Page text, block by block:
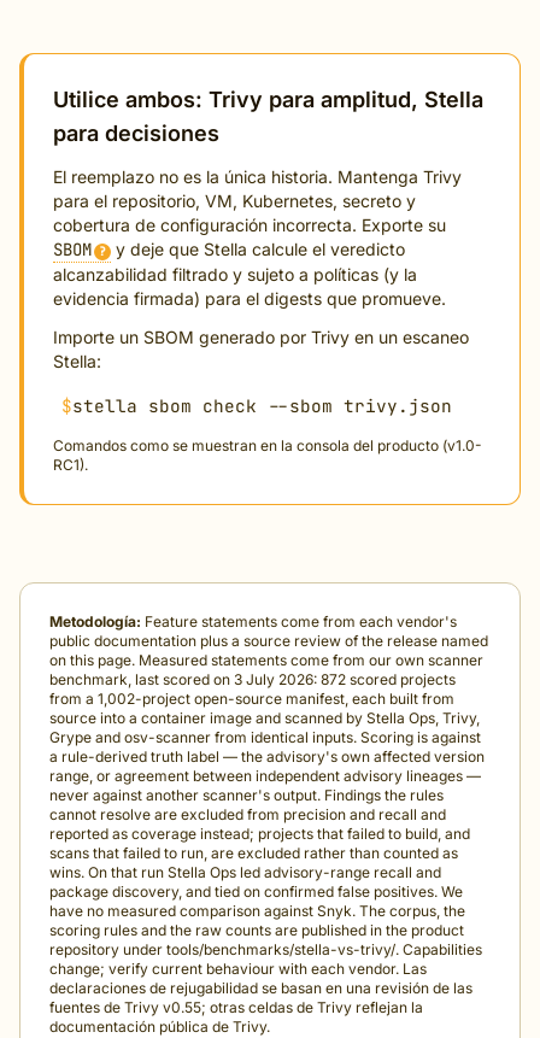
Utilice ambos: Trivy para amplitud, Stella
para decisiones
El reemplazo no es la única historia. Mantenga Trivy
para el repositorio, VM, Kubernetes, secreto y
cobertura de configuración incorrecta. Exporte su
SBOM ?
y deje que Stella calcule el veredicto
alcanzabilidad filtrado y sujeto a políticas (y la
evidencia firmada) para el digests que promueve.
Importe un SBOM generado por Trivy en un escaneo
Stella:
$stella sbom check --sbom trivy.json
Comandos como se muestran en la consola del producto (v1.0-
RC1).
Metodología: Feature statements come from each vendor's
public documentation plus a source review of the release named
on this page. Measured statements come from our own scanner
benchmark, last scored on 3 July 2026: 872 scored projects
from a 1,002-project open-source manifest, each built from
source into a container image and scanned by Stella Ops, Trivy,
Grype and osv-scanner from identical inputs. Scoring is against
a rule-derived truth label — the advisory's own affected version
range, or agreement between independent advisory lineages —
never against another scanner's output. Findings the rules
cannot resolve are excluded from precision and recall and
reported as coverage instead; projects that failed to build, and
scans that failed to run, are excluded rather than counted as
wins. On that run Stella Ops led advisory-range recall and
package discovery, and tied on confirmed false positives. We
have no measured comparison against Snyk. The corpus, the
scoring rules and the raw counts are published in the product
repository under tools/benchmarks/stella-vs-trivy/. Capabilities
change; verify current behaviour with each vendor. Las
declaraciones de rejugabilidad se basan en una revisión de las
fuentes de Trivy v0.55; otras celdas de Trivy reflejan la
documentación pública de Trivy.